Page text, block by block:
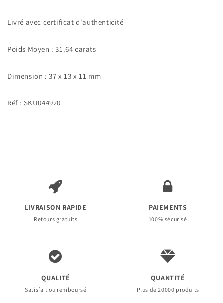
Mine,
d&#39;Oisans,
Isère,
Mine,
d&#39;Oisans,
Livré avec certificat d'authenticité
Poids Moyen : 31.64 carats
Dimension : 37 x 13 x 11 mm
Réf : SKU044920
LIVRAISON RAPIDE
Retours gratuits
PAIEMENTS
100% sécurisé
QUALITÉ
Satisfait ou remboursé
QUANTITÉ
Plus de 20000 produits